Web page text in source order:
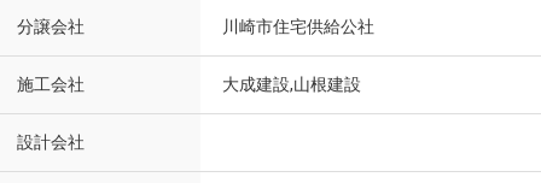
分譲会社 川崎市住宅供給公社
施工会社 大成建設,山根建設
設計会社